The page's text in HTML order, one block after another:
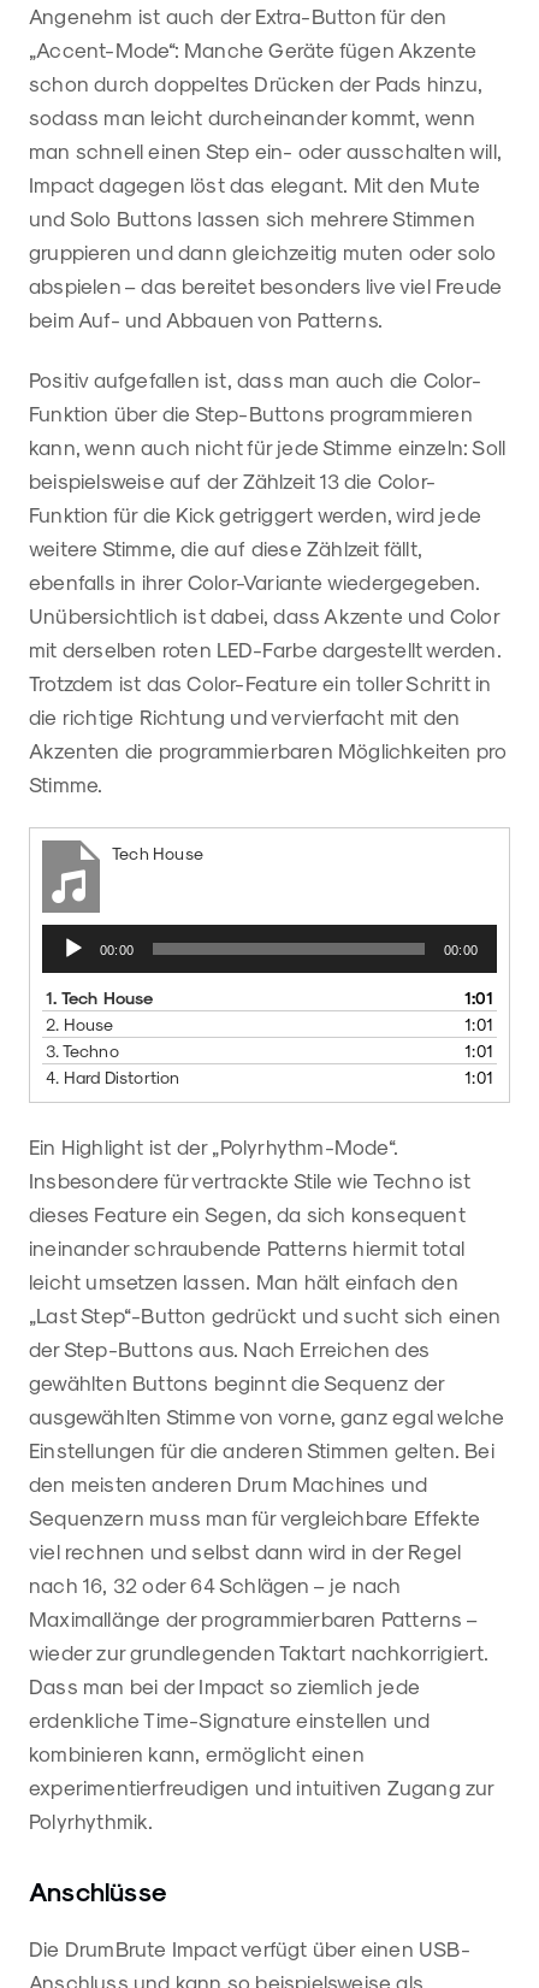
Angenehm ist auch der Extra-Button für den
„Accent-Mode“: Manche Geräte fügen Akzente
schon durch doppeltes Drücken der Pads hinzu,
sodass man leicht durcheinander kommt, wenn
man schnell einen Step ein- oder ausschalten will,
Impact dagegen löst das elegant. Mit den Mute
und Solo Buttons lassen sich mehrere Stimmen
gruppieren und dann gleichzeitig muten oder solo
abspielen – das bereitet besonders live viel Freude
beim Auf- und Abbauen von Patterns.
Positiv aufgefallen ist, dass man auch die Color-
Funktion über die Step-Buttons programmieren
kann, wenn auch nicht für jede Stimme einzeln: Soll
beispielsweise auf der Zählzeit 13 die Color-
Funktion für die Kick getriggert werden, wird jede
weitere Stimme, die auf diese Zählzeit fällt,
ebenfalls in ihrer Color-Variante wiedergegeben.
Unübersichtlich ist dabei, dass Akzente und Color
mit derselben roten LED-Farbe dargestellt werden.
Trotzdem ist das Color-Feature ein toller Schritt in
die richtige Richtung und vervierfacht mit den
Akzenten die programmierbaren Möglichkeiten pro
Stimme.
Tech House
Audio-
Player
00:00 00:00
1. Tech House
1:01
2. House
1:01
3.Techno
1:01
4. Hard Distortion 1:01
Ein Highlight ist der „Polyrhythm-Mode“.
Insbesondere für vertrackte Stile wie Techno ist
dieses Feature ein Segen, da sich konsequent
ineinander schraubende Patterns hiermit total
leicht umsetzen lassen. Man hält einfach den
„Last Step“-Button gedrückt und sucht sich einen
der Step-Buttons aus. Nach Erreichen des
gewählten Buttons beginnt die Sequenz der
ausgewählten Stimme von vorne, ganz egal welche
Einstellungen für die anderen Stimmen gelten. Bei
den meisten anderen Drum Machines und
Sequenzern muss man für vergleichbare Effekte
viel rechnen und selbst dann wird in der Regel
nach 16, 32 oder 64 Schlägen – je nach
Maximallänge der programmierbaren Patterns –
wieder zur grundlegenden Taktart nachkorrigiert.
Dass man bei der Impact so ziemlich jede
erdenkliche Time-Signature einstellen und
kombinieren kann, ermöglicht einen
experimentierfreudigen und intuitiven Zugang zur
Polyrhythmik.
Anschlüsse
Die DrumBrute Impact verfügt über einen USB-
Anschluss und kann so beispielsweise als